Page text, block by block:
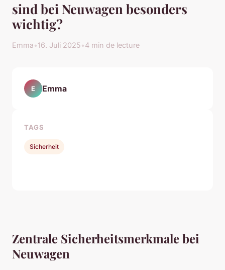
sind bei Neuwagen besonders
wichtig?
Emma•16. Juli 2025•4 min de lecture
Zentrale Sicherheitsmerkmale bei
Neuwagen
E Emma
TAGS
Sicherheit